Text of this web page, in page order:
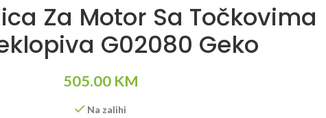
Za Motor Sa Točkovima
G02080 Geko
505.00 KM
Na zalihi